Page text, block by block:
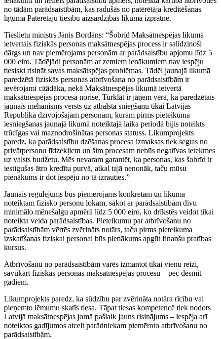
no tādām parādsaistībām, kas radušās no patērētāja kreditēšanas
līguma Patērētāju tiesību aizsardzības likuma izpratnē.
Tieslietu ministrs Jānis Bordāns: “Šobrīd Maksātnespējas likumā
ietvertais fiziskās personas maksātnespējas process ir salīdzinoši
dārgs un nav piemērojams personām ar parādsaistību apjomu līdz 5
000 eiro. Tādējādi personām ar zemiem ienākumiem nav iespēju
tiesiski risināt savas maksātspējas problēmas. Tādēļ jaunajā likumā
paredzētā fiziskās personas atbrīvošana no parādsaistībām ir
ievērojami citādāka, nekā Maksātnespējas likumā ietvertā
maksātnespējas procesa norise. Turklāt ir jāņem vērā, ka paredzētais
jaunais mehānisms vērsts uz atbalsta sniegšanu tikai Latvijas
Republikā dzīvojošajām personām, kurām pirms pieteikuma
iesniegšanas jaunajā likumā noteiktajā laika periodā bijis noteikts
trūcīgas vai maznodrošinātas personas statuss. Likumprojekts
paredz, ka parādsaistību dzēšanas procesa izmaksas tiek segtas no
privātpersonu līdzekļiem un šim procesam nebūs negatīvas ietekmes
uz valsts budžetu. Mēs nevaram garantēt, ka personas, kas šobrīd ir
iestigušas ātro kredītu purvā, atkal tajā nenonāk, taču mūsu
pienākums ir dot iespēju no tā izrauties.”
Jaunais regulējums būs piemērojams konkrētam un likumā
noteiktam fizisko personu lokam, sākot ar parādsaistībām divu
minimālo mēnešalgu apmērā līdz 5 000 eiro, ko drīkstēs veidot tikai
noteikta veida parādsaistības. Pieteikumu par atbrīvošanu no
parādsaistībām vērtēs zvērināts notārs, taču pirms pieteikuma
izskatīšanas fiziskai personai būs pienākums apgūt finanšu pratības
kursus.
Atbrīvošanu no parādsaistībām varēs izmantot tikai vienu reizi,
savukārt fiziskās personas maksātnespējas procesu – pēc desmit
gadiem.
Likumprojekts paredz, ka sūdzību par zvērināta notāra rīcību vai
pieņemto lēmumu skatīs tiesa. Tāpat tiesas kompetencē tiek nodots
Latvijā maksātnespējas jomā pašlaik jauns risinājums – iespēja arī
noteiktos gadījumos atcelt parādniekam piemēroto atbrīvošanu no
parādsaistībām.